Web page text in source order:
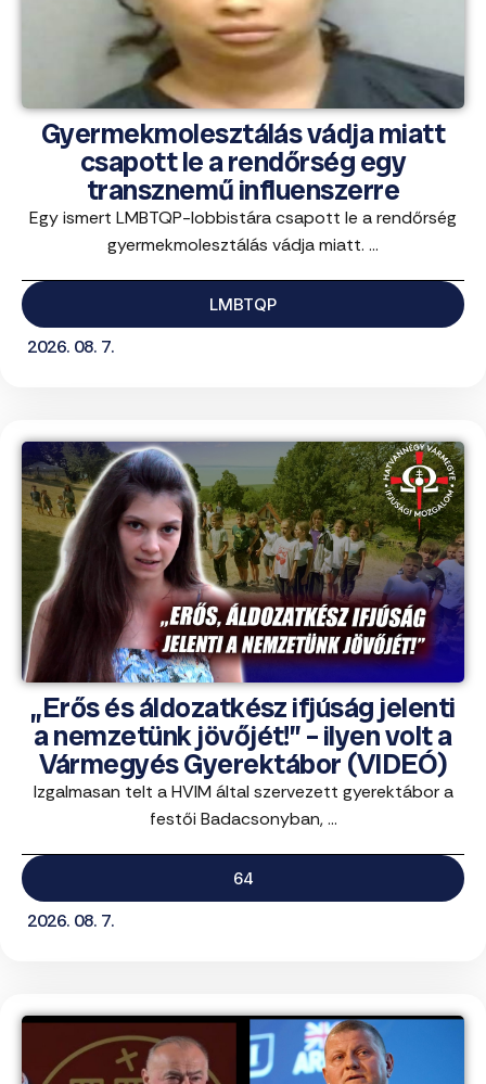
Gyermekmolesztálás vádja miatt
csapott le a rendőrség egy
transznemű influenszerre
Egy ismert LMBTQP-lobbistára csapott le a rendőrség
gyermekmolesztálás vádja miatt. ...
LMBTQP
2026. 08. 7.
„Erős és áldozatkész ifjúság jelenti
a nemzetünk jövőjét!” – ilyen volt a
Vármegyés Gyerektábor (VIDEÓ)
Izgalmasan telt a HVIM által szervezett gyerektábor a
festői Badacsonyban, ...
64
2026. 08. 7.